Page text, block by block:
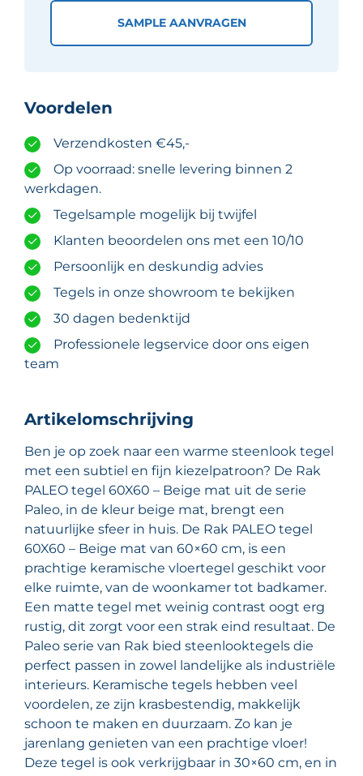
SAMPLE AANVRAGEN
Artikelomschrijving
Ben je op zoek naar een warme steenlook tegel
met een subtiel en fijn kiezelpatroon? De Rak
PALEO tegel 60X60 – Beige mat uit de serie
Paleo, in de kleur beige mat, brengt een
natuurlijke sfeer in huis. De Rak PALEO tegel
60X60 – Beige mat van 60×60 cm, is een
prachtige keramische vloertegel geschikt voor
elke ruimte, van de woonkamer tot badkamer.
Een matte tegel met weinig contrast oogt erg
rustig, dit zorgt voor een strak eind resultaat. De
Paleo serie van Rak bied steenlooktegels die
perfect passen in zowel landelijke als industriële
interieurs. Keramische tegels hebben veel
voordelen, ze zijn krasbestendig, makkelijk
schoon te maken en duurzaam. Zo kan je
jarenlang genieten van een prachtige vloer!
Deze tegel is ook verkrijgbaar in 30×60 cm, en in
Voordelen
Verzendkosten €45,-
Op voorraad: snelle levering binnen 2
werkdagen.
Tegelsample mogelijk bij twijfel
Klanten beoordelen ons met een 10/10
Persoonlijk en deskundig advies
Tegels in onze showroom te bekijken
30 dagen bedenktijd
Professionele legservice door ons eigen
team